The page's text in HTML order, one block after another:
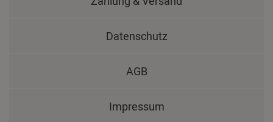
Datenschutz
AGB
Impressum